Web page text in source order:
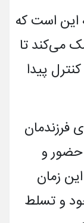
این است که
می‌­کند تا
پیدا
فرزندمان
حضور و
زمان
و تسلط